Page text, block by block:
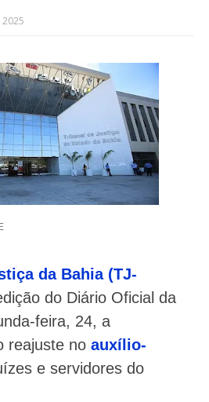
da Bahia (TJ-
do Diário Oficial da
feira, 24, a
reajuste no auxílio-
e servidores do